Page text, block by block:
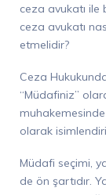
ceza avukatı ile
ceza avukatı
etmelidir?
Ceza
“Müdafiniz”
olarak
Müdafi seçimi,
de ön şartıdır.